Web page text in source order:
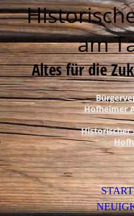
am
Altes für die
Hofheimer
Historischer